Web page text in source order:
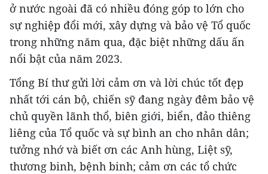
ở nước ngoài đã có nhiều đóng góp to lớn cho
sự nghiệp đổi mới, xây dựng và bảo vệ Tổ quốc
trong những năm qua, đặc biệt những dấu ấn
nổi bật của năm 2023.
Tổng Bí thư gửi lời cảm ơn và lời chúc tốt đẹp
nhất tới cán bộ, chiến sỹ đang ngày đêm bảo vệ
chủ quyền lãnh thổ, biên giới, biển, đảo thiêng
liêng của Tổ quốc và sự bình an cho nhân dân;
tưởng nhớ và biết ơn các Anh hùng, Liệt sỹ,
thương binh, bệnh binh; cảm ơn các tổ chức